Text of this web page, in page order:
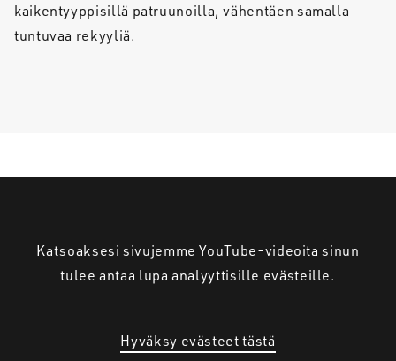
kaikentyyppisillä patruunoilla, vähentäen samalla
tuntuvaa rekyyliä.
Katsoaksesi sivujemme YouTube-videoita sinun
tulee antaa lupa analyyttisille evästeille.
Hyväksy evästeet tästä